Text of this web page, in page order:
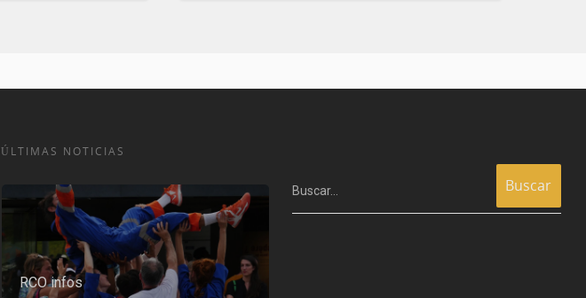
ÚLTIMAS NOTICIAS
RCO infos
Buscar…